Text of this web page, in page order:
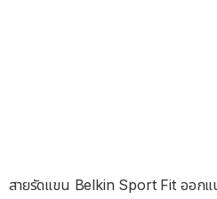
สายรัดแขน Belkin Sport Fit ออกแบ